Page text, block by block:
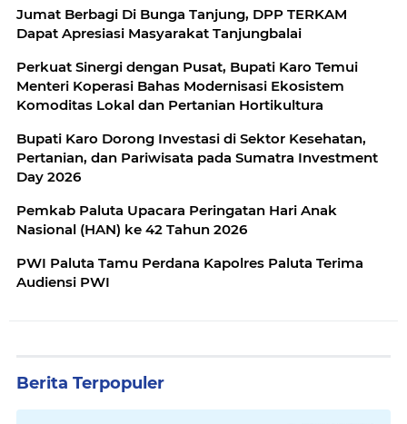
Jumat Berbagi Di Bunga Tanjung, DPP TERKAM
Dapat Apresiasi Masyarakat Tanjungbalai
Perkuat Sinergi dengan Pusat, Bupati Karo Temui
Menteri Koperasi Bahas Modernisasi Ekosistem
Komoditas Lokal dan Pertanian Hortikultura
Bupati Karo Dorong Investasi di Sektor Kesehatan,
Pertanian, dan Pariwisata pada Sumatra Investment
Day 2026
Pemkab Paluta Upacara Peringatan Hari Anak
Nasional (HAN) ke 42 Tahun 2026
PWI Paluta Tamu Perdana Kapolres Paluta Terima
Audiensi PWI
Berita Terpopuler